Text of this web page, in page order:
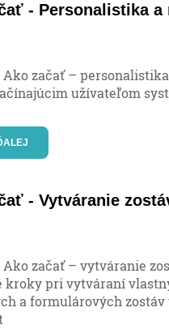
- Personalistika a
začať –
užívateľom
- Vytváranie
začať – vytváranie
kroky pri vytváraní
a formulárových zostáv